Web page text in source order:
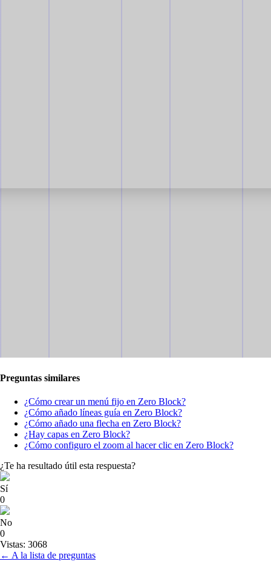
Preguntas similares
¿Cómo crear un menú fijo en Zero Block?
¿Cómo añado líneas guía en Zero Block?
¿Cómo añado una flecha en Zero Block?
¿Hay capas en Zero Block?
¿Cómo configuro el zoom al hacer clic en Zero Block?
¿Te ha resultado útil esta respuesta?
Sí
0
No
0
Vistas: 3068
← A la lista de preguntas